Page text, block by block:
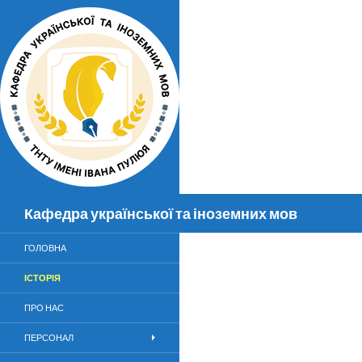
Кафедра української та іноземних мов
ГОЛОВНА
ІСТОРІЯ
ПРО НАС
ПЕРСОНАЛ